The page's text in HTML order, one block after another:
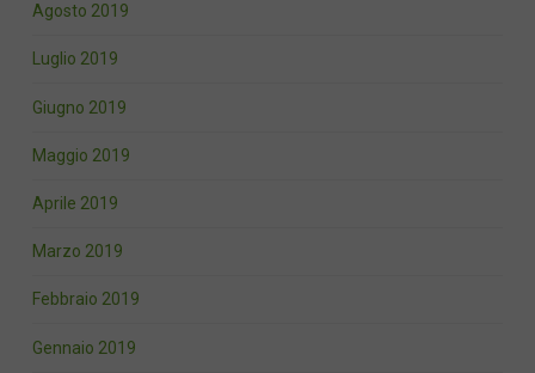
Agosto 2019
Luglio 2019
Giugno 2019
Maggio 2019
Aprile 2019
Marzo 2019
Febbraio 2019
Gennaio 2019